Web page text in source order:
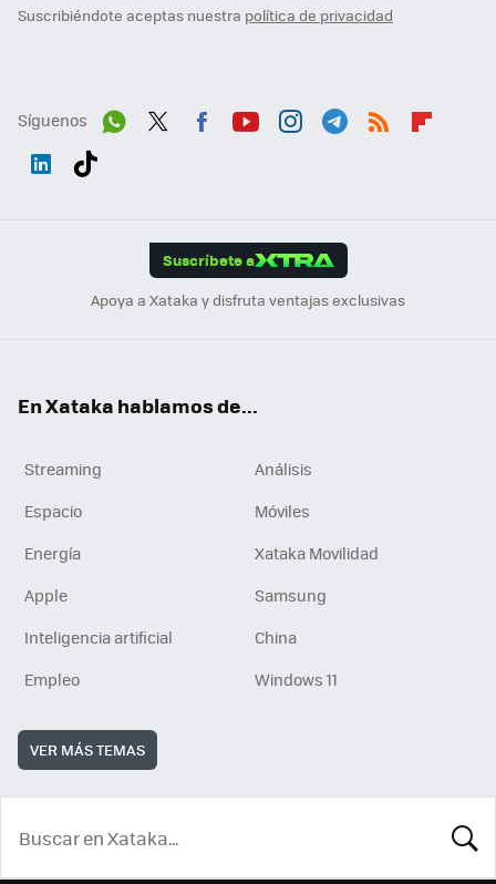
Suscribiéndote aceptas nuestra política de privacidad
Síguenos
Suscríbete a
Apoya a Xataka y disfruta ventajas exclusivas
En Xataka hablamos de...
Streaming
Análisis
Espacio
Móviles
Energía
Xataka Movilidad
Apple
Samsung
Inteligencia artificial
China
Empleo
Windows 11
VER MÁS TEMAS